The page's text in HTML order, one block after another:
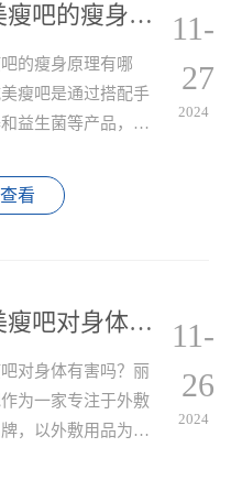
丽减美瘦吧的瘦身原理有哪些？
的瘦身原理有哪
瘦吧是通过搭配手
益生菌等产品，提
看
11-
27
2024
丽减美瘦吧对身体有害吗？
对身体有害吗？丽
为一家专注于外敷
，以外敷用品为
11-
26
2024